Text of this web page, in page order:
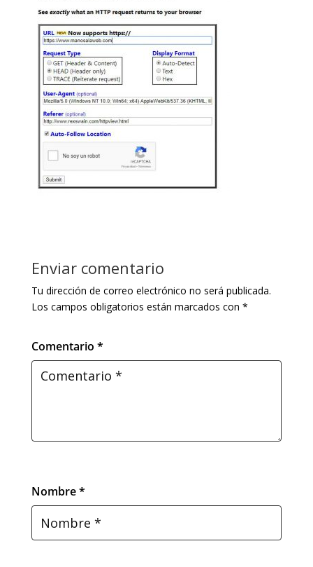
Enviar comentario
Tu dirección de correo electrónico no será publicada.
Los campos obligatorios están marcados con *
Comentario *
Nombre *